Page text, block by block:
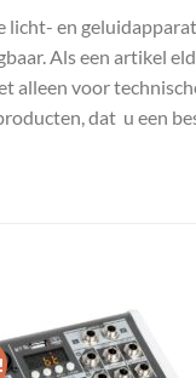
en
Als een artikel
alleen voor
dat u een